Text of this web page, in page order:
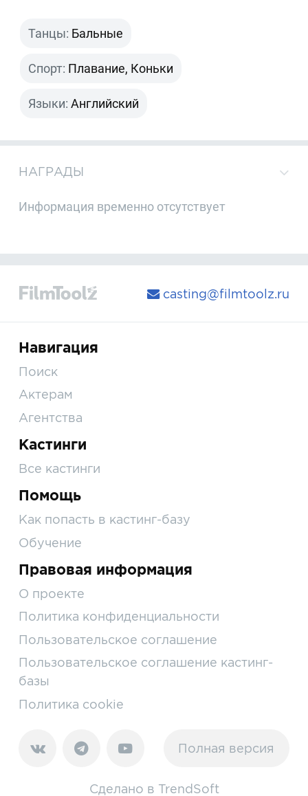
Танцы: Бальные
Спорт: Плавание, Коньки
Языки: Английский
НАГРАДЫ
Информация временно отсутствует
casting@filmtoolz.ru
Навигация
Поиск
Актерам
Агентства
Кастинги
Все кастинги
Помощь
Как попасть в кастинг-базу
Обучение
Правовая информация
О проекте
Политика конфиденциальности
Пользовательское соглашение
Пользовательское соглашение кастинг-
базы
Политика cookie
Полная версия
Сделано в TrendSoft